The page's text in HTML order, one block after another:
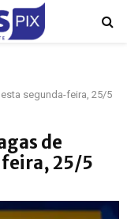
segunda-feira, 25/5
de
25/5